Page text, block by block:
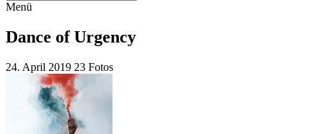
Menü
Dance of Urgency
24. April 2019 23 Fotos